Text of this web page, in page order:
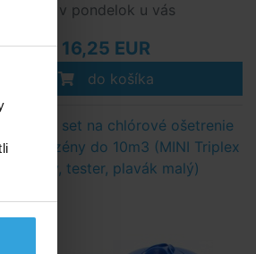
v pondelok u vás
16,25 EUR
do košíka
set na chlórové ošetrenie
pre bazény do 10m3 (MINI Triplex
tablety, tester, plavák malý)